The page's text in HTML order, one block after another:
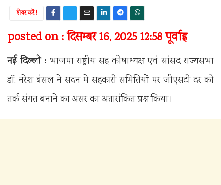
शेयर करें !
posted on : दिसम्बर 16, 2025 12:58 पूर्वाह्न
नई दिल्ली : भाजपा राष्ट्रीय सह कोषाध्यक्ष एवं सांसद राज्यसभा
डॉ. नरेश बंसल ने सदन मे सहकारी समितियों पर जीएसटी दर को
तर्क संगत बनाने का असर का अतारांकित प्रश्न किया।